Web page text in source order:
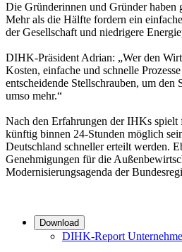
Die Gründerinnen und Gründer haben
Mehr als die Hälfte fordern ein
der Gesellschaft und niedrigere
DIHK-Präsident Adrian: „Wer den
Kosten, einfache und schnelle
entscheidende Stellschrauben, um
umso mehr.“
Nach den Erfahrungen der IHKs spielt
künftig binnen 24-Stunden möglich
Deutschland schneller erteilt werden.
Genehmigungen für die
Modernisierungsagenda der
Download
DIHK-Report